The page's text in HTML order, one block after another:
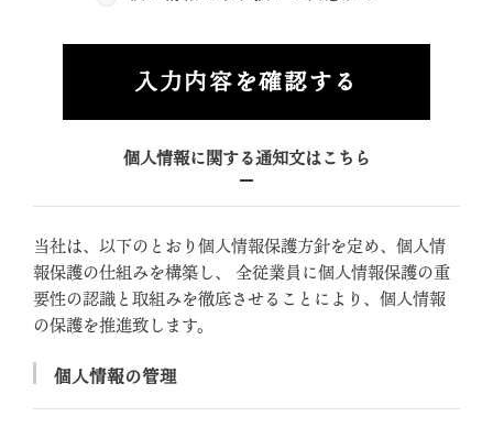
入力内容を確認する
個人情報に関する通知文はこちら
当社は、以下のとおり個人情報保護方針を定め、個人情
報保護の仕組みを構築し、 全従業員に個人情報保護の重
要性の認識と取組みを徹底させることにより、個人情報
の保護を推進致します。
個人情報の管理
当社は、お客さまの個人情報を正確かつ最新の状態に